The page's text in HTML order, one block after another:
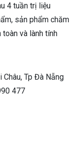
4 tuần trị liệu
sản phẩm chăm
và lành tính
Châu, Tp Đà Nẵng
477